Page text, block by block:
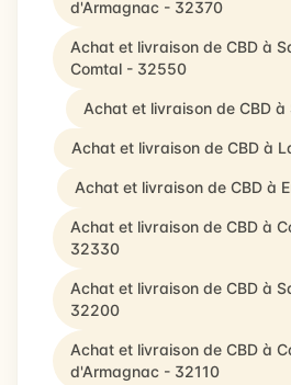
d'Armagnac - 32370
Achat et livraison de CBD à
Comtal - 32550
Achat et livraison de CBD
Achat et livraison de CBD à
Achat et livraison de CBD à
Achat et livraison de CBD à
32330
Achat et livraison de CBD à
32200
Achat et livraison de CBD à
d'Armagnac - 32110